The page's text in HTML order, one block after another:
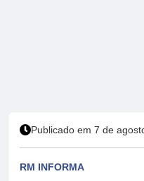
Publicado em 7 de
RM INFORMA